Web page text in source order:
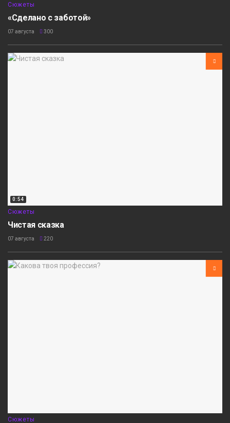
Сюжеты
«Сделано с заботой»
07 августа 300
0:54
Сюжеты
Чистая сказка
07 августа 220
Сюжеты